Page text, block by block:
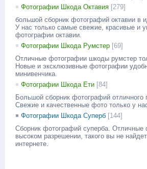
Фотографии Шкода Октавия [279]
большой сборник фотографий октавии в
У нас только самые свежие, красивые и
фотографии октавии.
Фотографии Шкода Румстер [69]
Отличные фотографии шкоды румстер
Новые и эксклюзивные фотографии
минивенчика.
Фотографии Шкода Ети [84]
Большой сборник фотографий отличного
Свежие и качественные фото только у
Фотографии Шкода Суперб [144]
Сборник фотографий суперба. Отличные
высоком разрешении, такого вы не
интернете.